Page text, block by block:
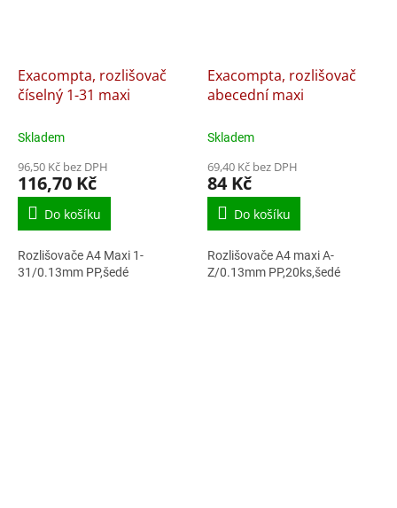
Exacompta, rozlišovač
číselný 1-31 maxi
Skladem
96,50 Kč bez DPH
116,70 Kč
Do košíku
Rozlišovače A4 Maxi 1-
31/0.13mm PP,šedé
Exacompta, rozlišovač
abecední maxi
Skladem
69,40 Kč bez DPH
84 Kč
Do košíku
Rozlišovače A4 maxi A-
Z/0.13mm PP,20ks,šedé